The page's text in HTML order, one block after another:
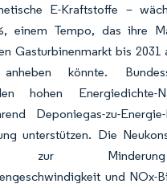
E-Kraftstoffe –
einem Tempo, das ihre
Gasturbinenmarkt bis 2031
könnte.
hohen Energiedichte-
Deponiegas-zu-
unterstützen. Die
zur
und NOx-